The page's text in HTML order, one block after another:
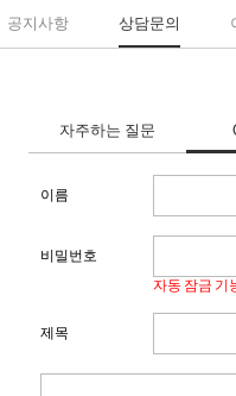
공지사항 상담문의
자주하는 질문
이름
비밀번호
자동 잠금 기
제목